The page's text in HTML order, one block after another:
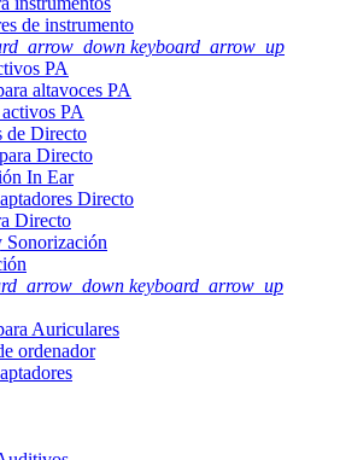
de instrumento
keyboard_arrow_up
PA
altavoces PA
PA
de Directo
Directo
In Ear
Directo
Directo
Sonorización
keyboard_arrow_up
Auriculares
ordenador